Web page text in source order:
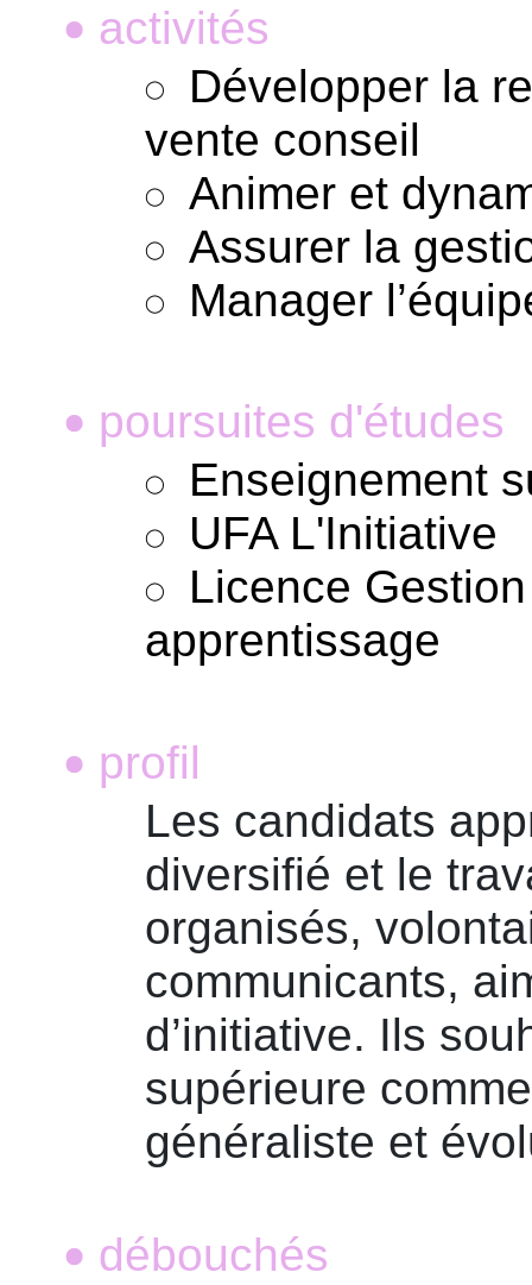
• activités
Développer la
vente conseil
Animer et
Assurer la
Manager
• poursuites d'études
Enseignement
UFA L'Initiative
Licence
apprentissage
• profil
Les candidats
diversifié et le
organisés,
communicants,
d’initiative. Ils
supérieure
généraliste et
• débouchés